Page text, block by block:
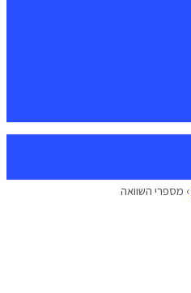
› מספרי השוואה